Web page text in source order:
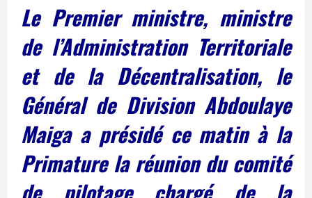
Le Premier ministre, ministre
de l’Administration Territoriale
et de la Décentralisation, le
Général de Division Abdoulaye
Maiga a présidé ce matin à la
Primature la réunion du comité